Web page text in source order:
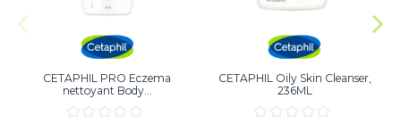
CETAPHIL PRO Eczema
nettoyant Body...
CETAPHIL Oily Skin Cleanser,
236ML